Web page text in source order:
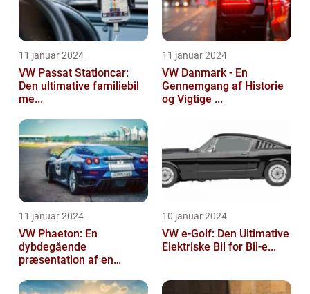
11 januar 2024
VW Passat Stationcar:
Den ultimative familiebil
me...
11 januar 2024
VW Danmark - En
Gennemgang af Historie
og Vigtige ...
11 januar 2024
VW Phaeton: En
dybdegående
præsentation af en
10 januar 2024
VW e-Golf: Den Ultimative
Elektriske Bil for Bil-e...